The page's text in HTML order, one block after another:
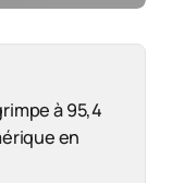
à 95,4
en